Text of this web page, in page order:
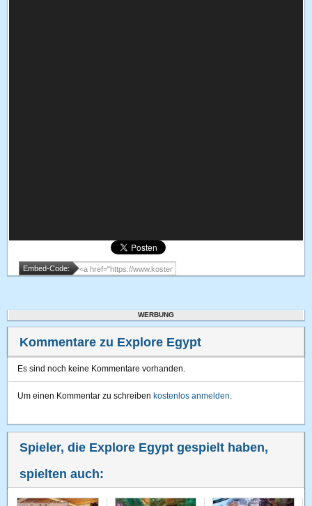
Embed-Code:
WERBUNG
Kommentare zu Explore Egypt
Es sind noch keine Kommentare vorhanden.
Um einen Kommentar zu schreiben kostenlos anmelden.
Spieler, die Explore Egypt gespielt haben,
spielten auch: